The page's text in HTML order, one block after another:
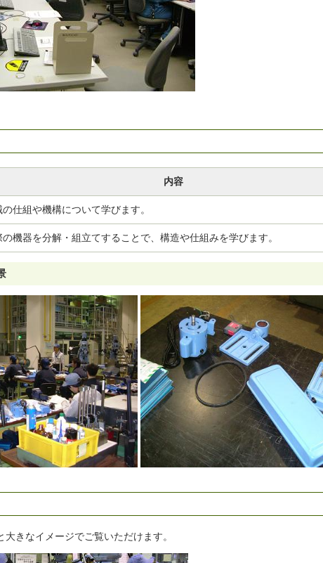
内容
の仕組や機構について学びます。
の機器を分解・組立てすることで、構造や仕組みを学びます。
きなイメージでご覧いただけます。